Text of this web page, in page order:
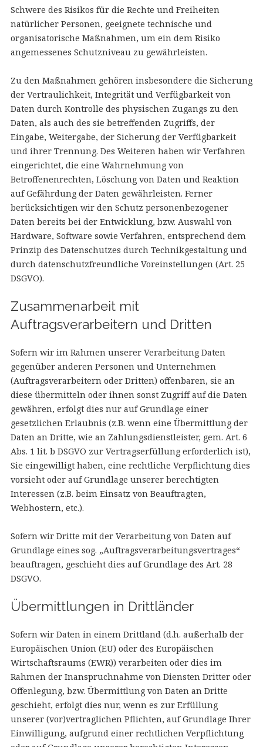
Schwere des Risikos für die Rechte und Freiheiten
natürlicher Personen, geeignete technische und
organisatorische Maßnahmen, um ein dem Risiko
angemessenes Schutzniveau zu gewährleisten.
Zu den Maßnahmen gehören insbesondere die Sicherung
der Vertraulichkeit, Integrität und Verfügbarkeit von
Daten durch Kontrolle des physischen Zugangs zu den
Daten, als auch des sie betreffenden Zugriffs, der
Eingabe, Weitergabe, der Sicherung der Verfügbarkeit
und ihrer Trennung. Des Weiteren haben wir Verfahren
eingerichtet, die eine Wahrnehmung von
Betroffenenrechten, Löschung von Daten und Reaktion
auf Gefährdung der Daten gewährleisten. Ferner
berücksichtigen wir den Schutz personenbezogener
Daten bereits bei der Entwicklung, bzw. Auswahl von
Hardware, Software sowie Verfahren, entsprechend dem
Prinzip des Datenschutzes durch Technikgestaltung und
durch datenschutzfreundliche Voreinstellungen (Art. 25
DSGVO).
Zusammenarbeit mit
Auftragsverarbeitern und Dritten
Sofern wir im Rahmen unserer Verarbeitung Daten
gegenüber anderen Personen und Unternehmen
(Auftragsverarbeitern oder Dritten) offenbaren, sie an
diese übermitteln oder ihnen sonst Zugriff auf die Daten
gewähren, erfolgt dies nur auf Grundlage einer
gesetzlichen Erlaubnis (z.B. wenn eine Übermittlung der
Daten an Dritte, wie an Zahlungsdienstleister, gem. Art. 6
Abs. 1 lit. b DSGVO zur Vertragserfüllung erforderlich ist),
Sie eingewilligt haben, eine rechtliche Verpflichtung dies
vorsieht oder auf Grundlage unserer berechtigten
Interessen (z.B. beim Einsatz von Beauftragten,
Webhostern, etc.).
Sofern wir Dritte mit der Verarbeitung von Daten auf
Grundlage eines sog. „Auftragsverarbeitungsvertrages“
beauftragen, geschieht dies auf Grundlage des Art. 28
DSGVO.
Übermittlungen in Drittländer
Sofern wir Daten in einem Drittland (d.h. außerhalb der
Europäischen Union (EU) oder des Europäischen
Wirtschaftsraums (EWR)) verarbeiten oder dies im
Rahmen der Inanspruchnahme von Diensten Dritter oder
Offenlegung, bzw. Übermittlung von Daten an Dritte
geschieht, erfolgt dies nur, wenn es zur Erfüllung
unserer (vor)vertraglichen Pflichten, auf Grundlage Ihrer
Einwilligung, aufgrund einer rechtlichen Verpflichtung